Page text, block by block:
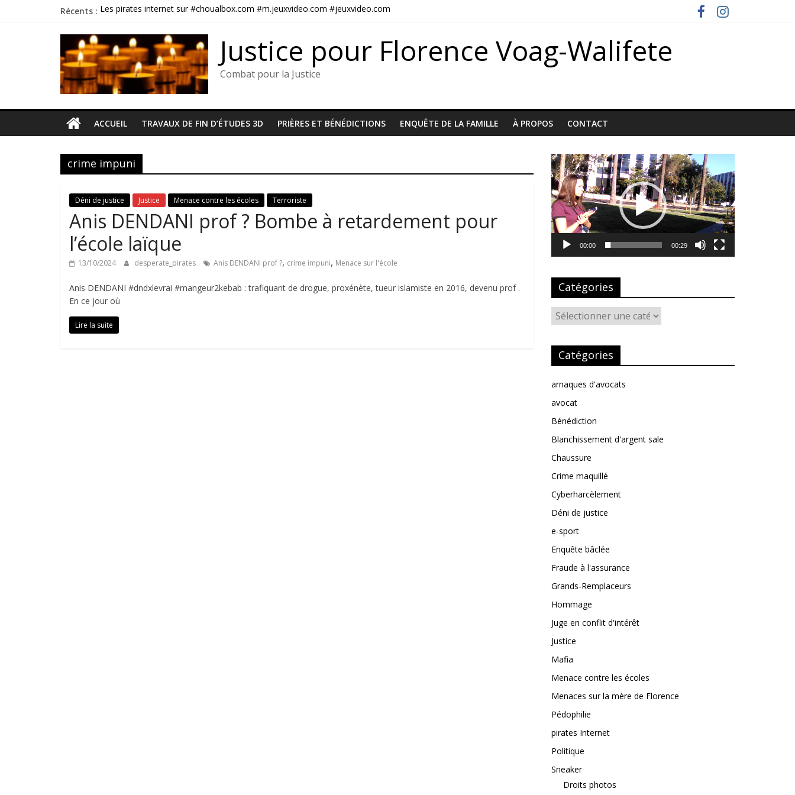
Récents : Les pirates internet sur #choualbox.com #m.jeuxvideo.com #jeuxvideo.com
Une victoire judiciaire sur Franck VOUAUX, père de Diane VOUAUX
Menaces de congolais utilisant véhicule UU5698
Assassinat de Florence VOAG : quand l’impunité judiciaire encourage les criminels
Justice pour Florence Voag-Walifete
Combat pour la Justice
ACCUEIL TRAVAUX DE FIN D’ÉTUDES 3D PRIÈRES ET BÉNÉDICTIONS ENQUÊTE DE LA FAMILLE À PROPOS CONTACT
crime impuni
Déni de justice Justice Menace contre les écoles Terroriste
Anis DENDANI prof ? Bombe à retardement pour
l’école laïque
13/10/2024 desperate_pirates Anis DENDANI prof ?, crime impuni, Menace sur l'école
Anis DENDANI #dndxlevrai #mangeur2kebab : trafiquant de drogue, proxénète, tueur islamiste en 2016, devenu prof .
En ce jour où
Lire la suite
Lecteur
vidéo
00:00 00:29
Catégories
Catégories
Catégories
arnaques d'avocats
avocat
Bénédiction
Blanchissement d'argent sale
Chaussure
Crime maquillé
Cyberharcèlement
Déni de justice
e-sport
Enquête bâclée
Fraude à l'assurance
Grands-Remplaceurs
Hommage
Juge en conflit d'intérêt
Justice
Mafia
Menace contre les écoles
Menaces sur la mère de Florence
Pédophilie
pirates Internet
Politique
Sneaker
Droits photos